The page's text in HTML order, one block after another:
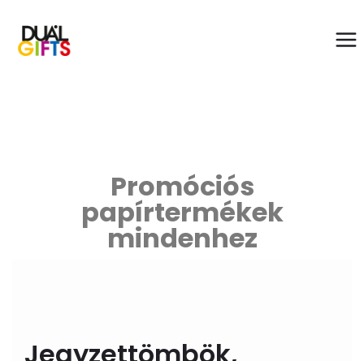
Promóciós
papírtermékek
mindenhez